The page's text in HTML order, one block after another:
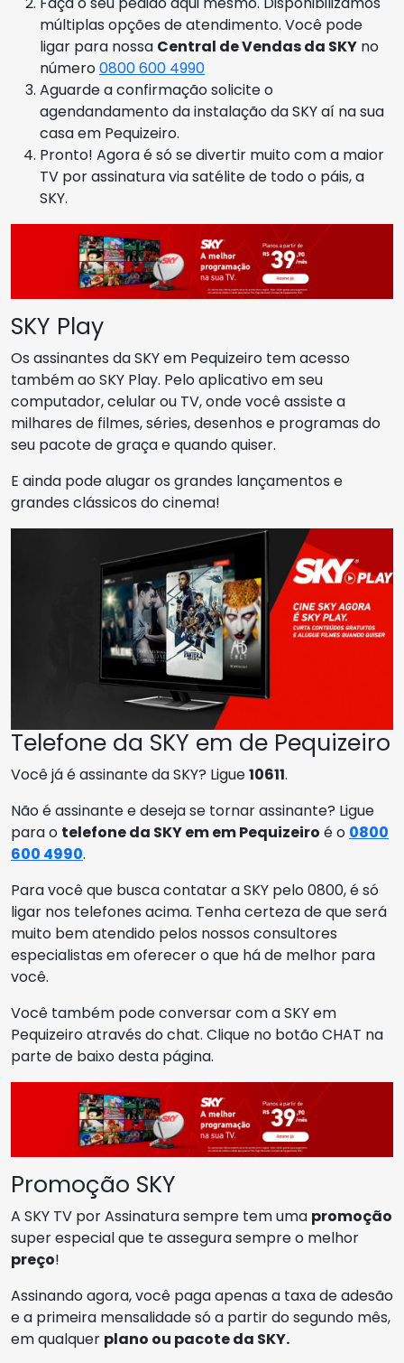
múltiplas opções de atendimento. Você pode
ligar para nossa Central de Vendas da SKY no
número0800 600 4990
Aguarde a confirmação solicite o
agendandamento da instalação da SKY aí na sua
casa em Pequizeiro.
Pronto! Agora é só se divertir muito com a maior
TV por assinatura via satélite de todo o páis, a
SKY.
SKY Play
Os assinantes da SKY em Pequizeiro tem acesso
também ao SKY Play. Pelo aplicativo em seu
computador, celular ou TV, onde você assiste a
milhares de filmes, séries, desenhos e programas do
seu pacote de graça e quando quiser.
E ainda pode alugar os grandes lançamentos e
grandes clássicos do cinema!
Telefone da SKY em de Pequizeiro
Você já é assinante da SKY? Ligue10611.
Não é assinante e deseja se tornar assinante? Ligue
para o telefone da SKY em em Pequizeiro é o 0800
600 4990.
Para você que busca contatar a SKY pelo 0800, é só
ligar nos telefones acima. Tenha certeza de que será
muito bem atendido pelos nossos consultores
especialistas em oferecer o que há de melhor para
você.
Você também pode conversar com a SKY em
Pequizeiro através do chat. Clique no botão CHAT na
parte de baixo desta página.
Promoção SKY
A SKY TV por Assinatura sempre tem uma promoção
super especial que te assegura sempre o melhor
preço!
Assinando agora, você paga apenas a taxa de adesão
e a primeira mensalidade só a partir do segundo mês,
em qualquer plano ou pacote da SKY.